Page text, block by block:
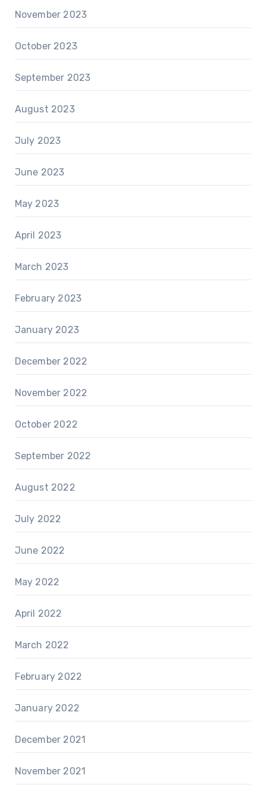
November 2023
October 2023
September 2023
August 2023
July 2023
June 2023
May 2023
April 2023
March 2023
February 2023
January 2023
December 2022
November 2022
October 2022
September 2022
August 2022
July 2022
June 2022
May 2022
April 2022
March 2022
February 2022
January 2022
December 2021
November 2021